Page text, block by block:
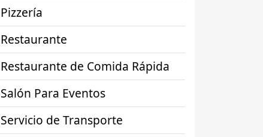
Pizzería
Restaurante
Restaurante de Comida Rápida
Salón Para Eventos
Servicio de Transporte